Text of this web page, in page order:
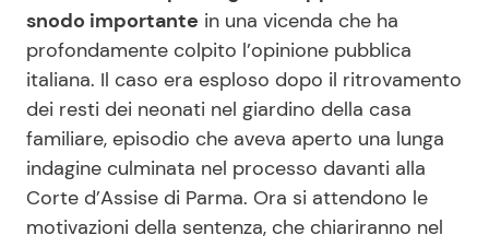
snodo importante in una vicenda che ha
profondamente colpito l’opinione pubblica
italiana. Il caso era esploso dopo il ritrovamento
dei resti dei neonati nel giardino della casa
familiare, episodio che aveva aperto una lunga
indagine culminata nel processo davanti alla
Corte d’Assise di Parma. Ora si attendono le
motivazioni della sentenza, che chiariranno nel